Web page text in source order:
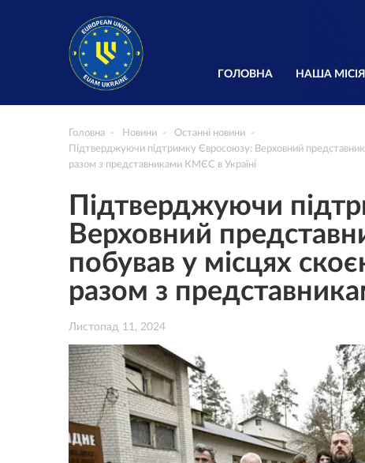
ГОЛОВНА НАША МІСІЯ
Головна Новини
Останні новини
Підтверджуючи підтримку Євросоюзу: Верховний
разом з представниками КМЄС в Україні
Підтверджуючи
Верховний
побував у місцях
разом з
Листопад 11, 2024